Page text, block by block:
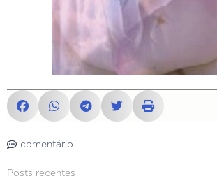
comentário
Posts recentes